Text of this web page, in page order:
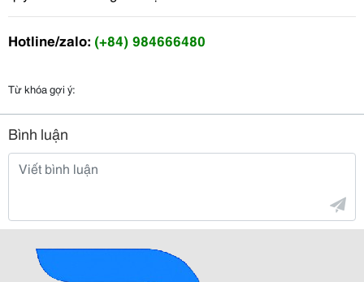
Hotline/zalo: (+84) 984666480
Từ khóa gợi ý:
Bình luận